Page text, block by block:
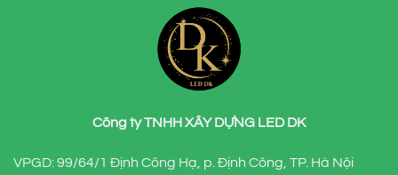
Công ty TNHH XÂY DỰNG LED DK
VPGD: 99/64/1 Định Công Hạ, p. Định Công, TP. Hà Nội